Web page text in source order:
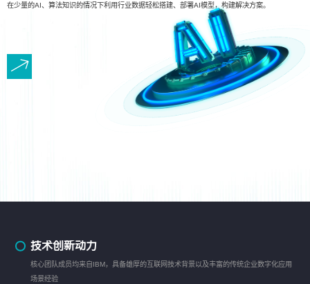
在少量的AI、算法知识的情况下利用行业数据轻松搭建、部署AI模型，构建解决方案。
技术创新动力
核心团队成员均来自IBM，具备雄厚的互联网技术背景以及丰富的传统企业数字化应用
场景经验